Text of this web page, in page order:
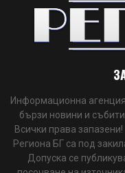
Информационна
бързи новини и
Всички права
Региона БГ са под
Допуска се